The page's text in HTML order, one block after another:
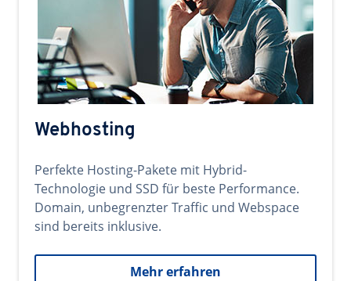
Webhosting
Perfekte Hosting-Pakete mit Hybrid-
Technologie und SSD für beste Performance.
Domain, unbegrenzter Traffic und Webspace
sind bereits inklusive.
Mehr erfahren